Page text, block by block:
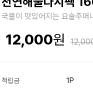
국물이 맛있어지는 요술주
12,000
적립금 1P